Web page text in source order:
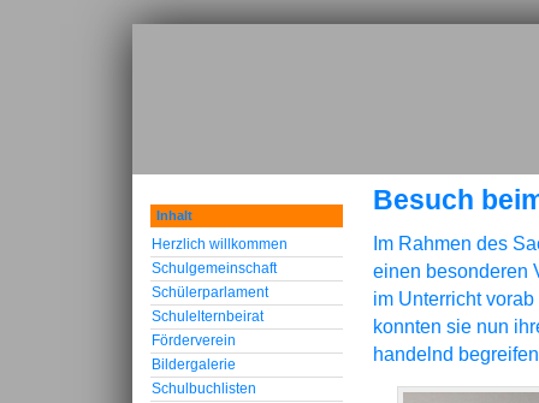
Besuch
Im Rahmen des
einen besonderen
im Unterricht
konnten sie nun
handelnd
Inhalt
Herzlich willkommen
Schulgemeinschaft
Schülerparlament
Schulelternbeirat
Förderverein
Bildergalerie
Schulbuchlisten